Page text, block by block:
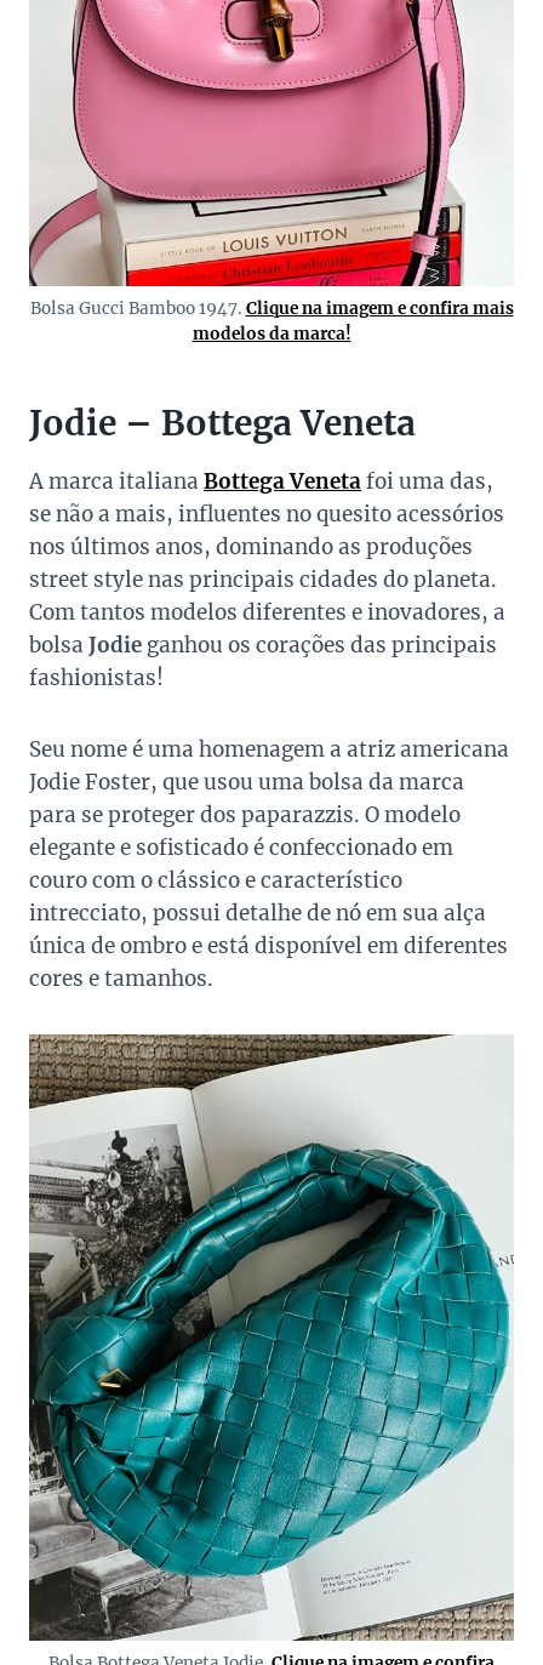
Bolsa Gucci Bamboo 1947. Clique na imagem e confira mais
modelos da marca!
Jodie – Bottega Veneta
A marca italiana Bottega Venetafoi uma das,
se não a mais, influentes no quesito acessórios
nos últimos anos, dominando as produções
street style nas principais cidades do planeta.
Com tantos modelos diferentes e inovadores, a
bolsa Jodie ganhou os corações das principais
fashionistas!
Seu nome é uma homenagem a atriz americana
Jodie Foster, que usou uma bolsa da marca
para se proteger dos paparazzis. O modelo
elegante e sofisticado é confeccionado em
couro com o clássico e característico
intrecciato, possui detalhe de nó em sua alça
única de ombro e está disponível em diferentes
cores e tamanhos.